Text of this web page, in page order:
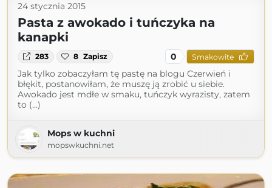
24 stycznia 2015
Pasta z awokado i tuńczyka na
kanapki
283 8 Zapisz 0 Smakowite
Jak tylko zobaczyłam tę pastę na blogu Czerwień i
błękit, postanowiłam, że muszę ją zrobić u siebie.
Awokado jest mdłe w smaku, tuńczyk wyrazisty, zatem
to (...)
Mops w kuchni
mopswkuchni.net